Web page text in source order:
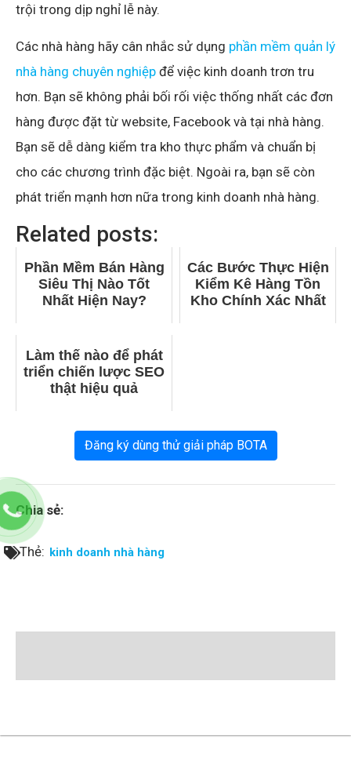
trội trong dịp nghỉ lễ này.
Các nhà hàng hãy cân nhắc sử dụng phần mềm quản lý
nhà hàng chuyên nghiệp để việc kinh doanh trơn tru
hơn. Bạn sẽ không phải bối rối việc thống nhất các đơn
hàng được đặt từ website, Facebook và tại nhà hàng.
Bạn sẽ dễ dàng kiểm tra kho thực phẩm và chuẩn bị
cho các chương trình đặc biệt. Ngoài ra, bạn sẽ còn
phát triển mạnh hơn nữa trong kinh doanh nhà hàng.
Related posts:
Phần Mềm Bán Hàng
Siêu Thị Nào Tốt
Nhất Hiện Nay?
Các Bước Thực Hiện
Kiểm Kê Hàng Tồn
Kho Chính Xác Nhất
Làm thế nào để phát
triển chiến lược SEO
thật hiệu quả
Đăng ký dùng thử giải pháp BOTA
Chia sẻ:
Thẻ: kinh doanh nhà hàng